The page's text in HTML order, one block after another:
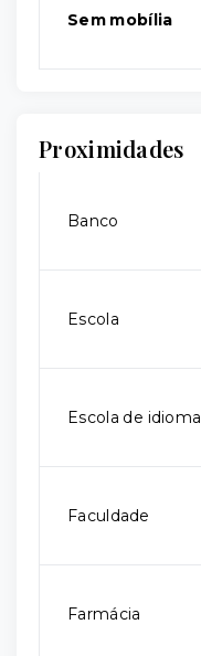
Sem mobília
Proximidades
Banco
Escola
Escola de idioma
Faculdade
Farmácia